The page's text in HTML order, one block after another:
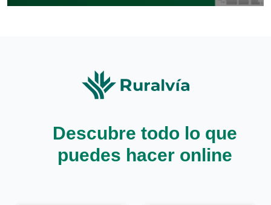
Descubre todo lo que
puedes hacer online